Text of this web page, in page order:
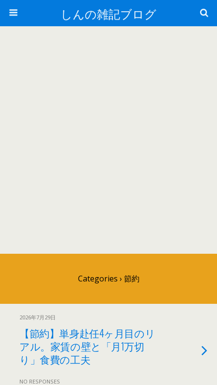
しんの雑記ブログ
Categories › 節約
2026年7月29日
【節約】単身赴任4ヶ月目のリ
アル。家賃の壁と「月1万切
り」食費の工夫
NO RESPONSES